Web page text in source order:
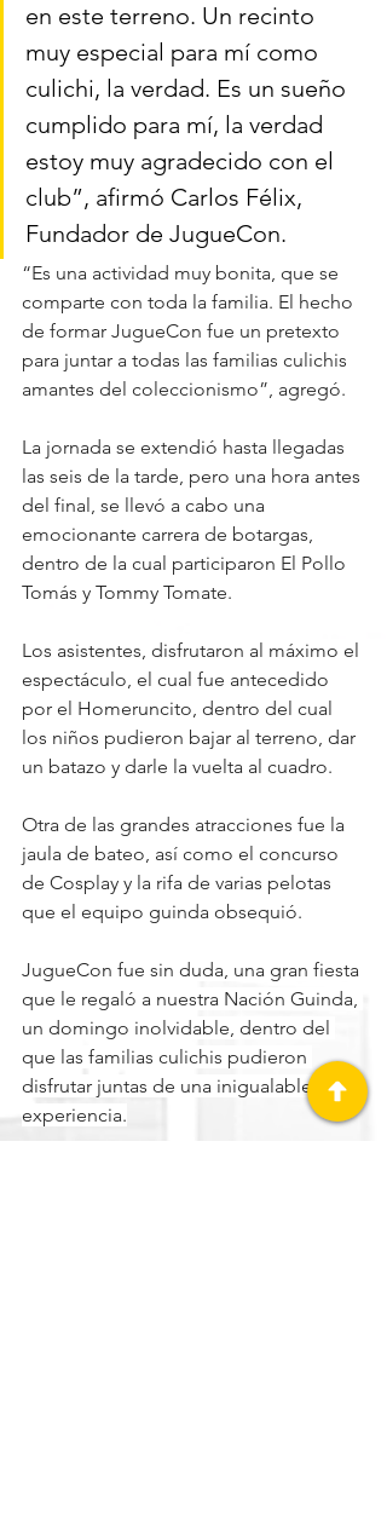
en este terreno. Un recinto
muy especial para mí como
culichi, la verdad. Es un sueño
cumplido para mí, la verdad
estoy muy agradecido con el
club”, afirmó Carlos Félix,
Fundador de JugueCon.
“Es una actividad muy bonita, que se
comparte con toda la familia. El hecho
de formar JugueCon fue un pretexto
para juntar a todas las familias culichis
amantes del coleccionismo”, agregó.
La jornada se extendió hasta llegadas
las seis de la tarde, pero una hora antes
del final, se llevó a cabo una
emocionante carrera de botargas,
dentro de la cual participaron El Pollo
Tomás y Tommy Tomate.
Los asistentes, disfrutaron al máximo el
espectáculo, el cual fue antecedido
por el Homeruncito, dentro del cual
los niños pudieron bajar al terreno, dar
un batazo y darle la vuelta al cuadro.
Otra de las grandes atracciones fue la
jaula de bateo, así como el concurso
de Cosplay y la rifa de varias pelotas
que el equipo guinda obsequió.
JugueCon fue sin duda, una gran fiesta
que le regaló a nuestra Nación Guinda,
un domingo inolvidable, dentro del
que las familias culichis pudieron
disfrutar juntas de una inigualable
experiencia.